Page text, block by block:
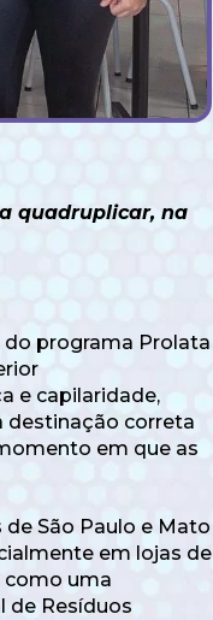
quadruplicar, na
do programa Prolata
e capilaridade,
destinação correta
em que as
São Paulo e Mato
em lojas de
como uma
de Resíduos